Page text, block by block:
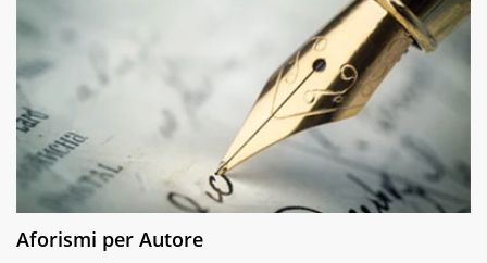
Aforismi per Autore